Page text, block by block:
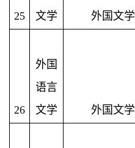
25
文学
外国文学
26
外国
语言
文学
外国文学